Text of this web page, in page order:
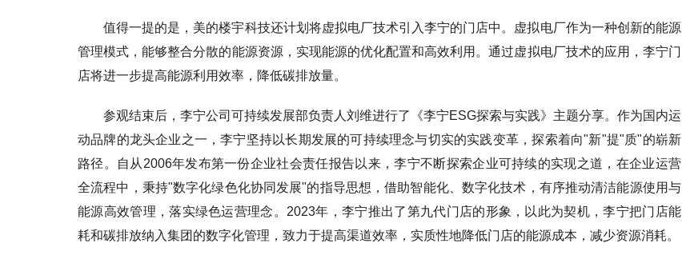
值得一提的是，美的楼宇科技还计划将虚拟电厂技术引入李宁的门店中。虚拟电厂作为一种创新的能源
管理模式，能够整合分散的能源资源，实现能源的优化配置和高效利用。通过虚拟电厂技术的应用，李宁门
店将进一步提高能源利用效率，降低碳排放量。
参观结束后，李宁公司可持续发展部负责人刘维进行了《李宁ESG探索与实践》主题分享。作为国内运
动品牌的龙头企业之一，李宁坚持以长期发展的可持续理念与切实的实践变革，探索着向"新"提"质"的崭新
路径。自从2006年发布第一份企业社会责任报告以来，李宁不断探索企业可持续的实现之道，在企业运营
全流程中，秉持"数字化绿色化协同发展"的指导思想，借助智能化、数字化技术，有序推动清洁能源使用与
能源高效管理，落实绿色运营理念。2023年，李宁推出了第九代门店的形象，以此为契机，李宁把门店能
耗和碳排放纳入集团的数字化管理，致力于提高渠道效率，实质性地降低门店的能源成本，减少资源消耗。